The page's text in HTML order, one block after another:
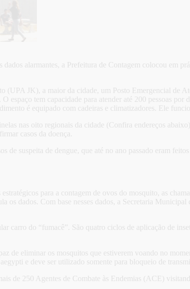
alarmantes, a Prefeitura de Contagem colocou em
JK), a maior da cidade, um Posto Emergencial de
espaço tem capacidade para atender até 200 pessoas
é equipado com cadeiras e climatizadores. Ele
nas oito regionais da cidade (Confira endereços
casos da doença.
de suspeita de dengue, que até no ano passado eram
para a contagem de ovos do mosquito, as
os dados. Com base nesses dados, a Secretaria
carro do “fumacê”. São quatro ciclos de aplicação de
de eliminar os mosquitos que estiverem voando no
e deve ser utilizado somente para bloqueio de
de 250 Agentes de Combate às Endemias (ACE)